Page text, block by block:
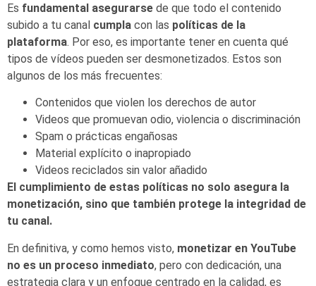
Es fundamental asegurarse de que todo el contenido
subido a tu canal cumpla con las políticas de la
plataforma. Por eso, es importante tener en cuenta qué
tipos de vídeos pueden ser desmonetizados. Estos son
algunos de los más frecuentes:
Contenidos que violen los derechos de autor
Videos que promuevan odio, violencia o discriminación
Spam o prácticas engañosas
Material explícito o inapropiado
Videos reciclados sin valor añadido
El cumplimiento de estas políticas no solo asegura la
monetización, sino que también protege la integridad de
tu canal.
En definitiva, y como hemos visto, monetizar en YouTube
no es un proceso inmediato, pero con dedicación, una
estrategia clara y un enfoque centrado en la calidad, es